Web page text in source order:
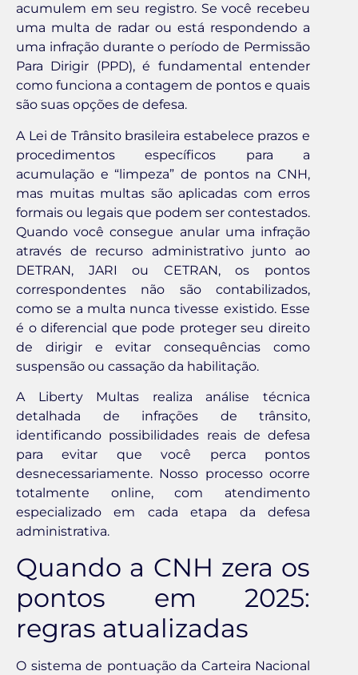
acumulem em seu registro. Se você recebeu
uma multa de radar ou está respondendo a
uma infração durante o período de Permissão
Para Dirigir (PPD), é fundamental entender
como funciona a contagem de pontos e quais
são suas opções de defesa.
A Lei de Trânsito brasileira estabelece prazos e
procedimentos específicos para a
acumulação e “limpeza” de pontos na CNH,
mas muitas multas são aplicadas com erros
formais ou legais que podem ser contestados.
Quando você consegue anular uma infração
através de recurso administrativo junto ao
DETRAN, JARI ou CETRAN, os pontos
correspondentes não são contabilizados,
como se a multa nunca tivesse existido. Esse
é o diferencial que pode proteger seu direito
de dirigir e evitar consequências como
suspensão ou cassação da habilitação.
A Liberty Multas realiza análise técnica
detalhada de infrações de trânsito,
identificando possibilidades reais de defesa
para evitar que você perca pontos
desnecessariamente. Nosso processo ocorre
totalmente online, com atendimento
especializado em cada etapa da defesa
administrativa.
Quando a CNH zera os
pontos em 2025:
regras atualizadas
O sistema de pontuação da Carteira Nacional